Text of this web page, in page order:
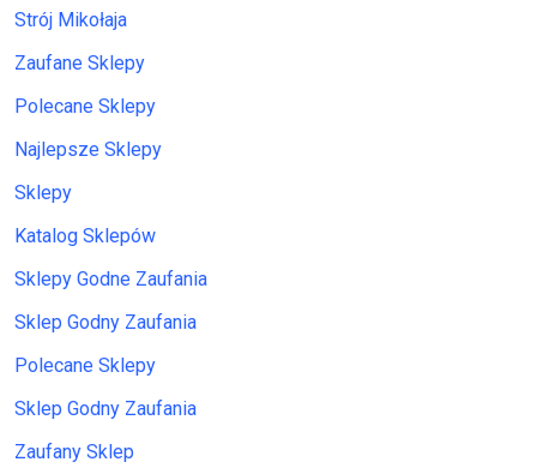
Strój Mikołaja
Zaufane Sklepy
Polecane Sklepy
Najlepsze Sklepy
Sklepy
Katalog Sklepów
Sklepy Godne Zaufania
Sklep Godny Zaufania
Polecane Sklepy
Sklep Godny Zaufania
Zaufany Sklep